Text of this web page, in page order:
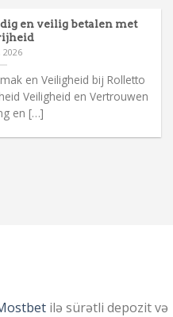
en veilig betalen met
2026
en Veiligheid bij Rolletto
Veiligheid en Vertrouwen
en […]
ilə sürətli depozit və